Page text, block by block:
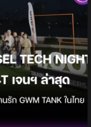
NIGHT” เจาะ
ด พร้อมเปิดตัว
GWM TANK ใน